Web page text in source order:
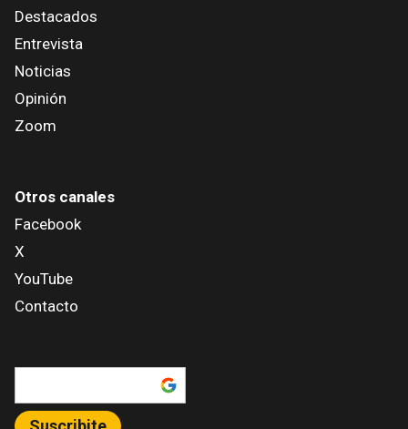
Destacados
Entrevista
Noticias
Opinión
Zoom
Otros canales
Facebook
X
YouTube
Contacto